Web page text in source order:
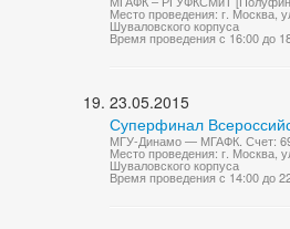
Место проведения: г. Москва,
Шуваловского корпуса
Время проведения с 16:00 до
23.05.2015
Суперфинал
МГУ-Динамо — МГАФК. Счет:
Место проведения: г. Москва,
Шуваловского корпуса
Время проведения с 14:00 до